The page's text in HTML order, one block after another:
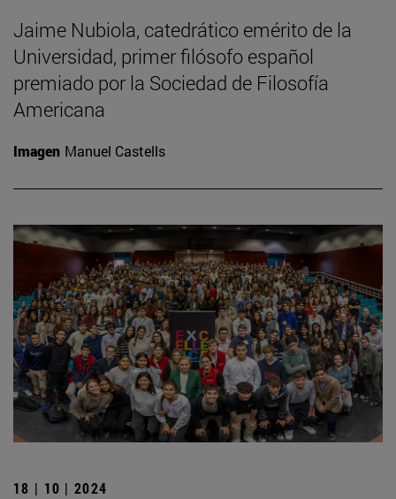
Jaime Nubiola, catedrático emérito de la
Universidad, primer filósofo español
premiado por la Sociedad de Filosofía
Americana
Imagen Manuel Castells
18 | 10 | 2024